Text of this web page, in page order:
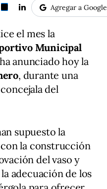
Agregar a Google
el mes la
Municipal
anunciado hoy la
, durante una
del
supuesto la
la construcción
del vaso y
adecuación de los